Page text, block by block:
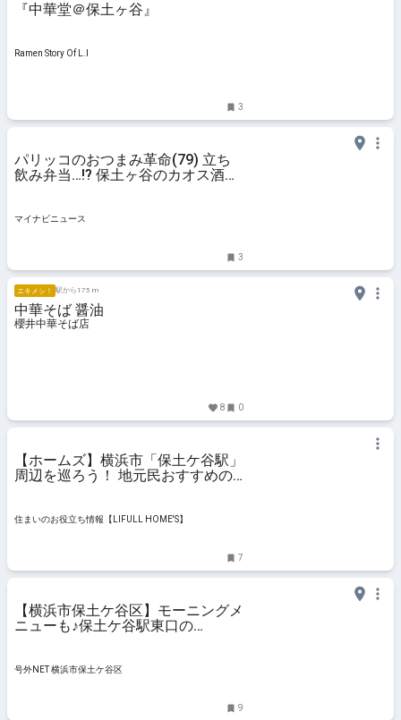
『中華堂＠保土ヶ谷』
Ramen Story Of L.I
3
パリッコのおつまみ革命(79) 立ち
飲み弁当…!? 保土ヶ谷のカオス酒場
マイナビニュース
3
エキメシ！ 駅から175 m
中華そば 醤油
櫻井中華そば店
8 0
【ホームズ】横浜市「保土ケ谷駅」
周辺を巡ろう！ 地元民おすすめの
住まいのお役立ち情報【LIFULL HOME'S】
7
【横浜市保土ケ谷区】モーニングメ
ニューも♪保土ケ谷駅東口の
号外NET 横浜市保土ケ谷区
9